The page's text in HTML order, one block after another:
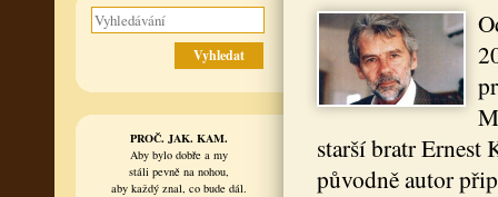
PROČ. JAK. KAM.
Aby bylo dobře a my
stáli pevně na nohou,
aby každý znal, co bude dál.
starší bratr Ernest
původně autor